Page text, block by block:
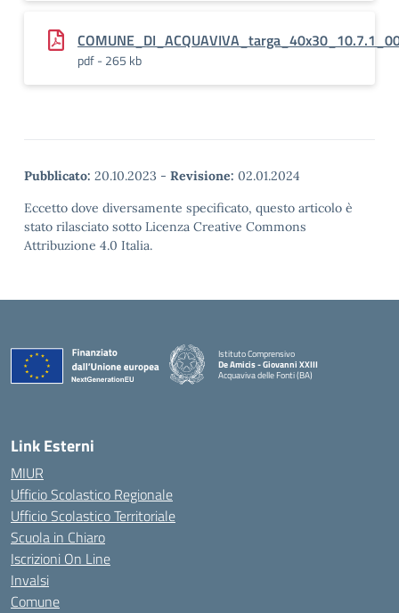
pdf - 265 kb
Pubblicato: 20.10.2023 - Revisione: 02.01.2024
Eccetto dove diversamente specificato, questo articolo è
stato rilasciato sotto Licenza Creative Commons
Attribuzione 4.0 Italia.
Istituto Comprensivo
De Amicis - Giovanni XXIII
Acquaviva delle Fonti (BA)
— Visita la pagina iniziale della scuola
Link Esterni
MIUR
Ufficio Scolastico Regionale
Ufficio Scolastico Territoriale
Scuola in Chiaro
Iscrizioni On Line
Invalsi
Comune